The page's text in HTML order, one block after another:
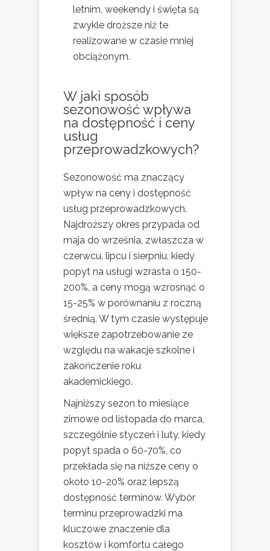
letnim, weekendy i święta są
zwykle droższe niż te
realizowane w czasie mniej
obciążonym.
W jaki sposób
sezonowość wpływa
na dostępność i ceny
usług
przeprowadzkowych?
Sezonowość ma znaczący
wpływ na ceny i dostępność
usług przeprowadzkowych.
Najdroższy okres przypada od
maja do września, zwłaszcza w
czerwcu, lipcu i sierpniu, kiedy
popyt na usługi wzrasta o 150-
200%, a ceny mogą wzrosnąć o
15-25% w porównaniu z roczną
średnią. W tym czasie występuje
większe zapotrzebowanie ze
względu na wakacje szkolne i
zakończenie roku
akademickiego.
Najniższy sezon to miesiące
zimowe od listopada do marca,
szczególnie styczeń i luty, kiedy
popyt spada o 60-70%, co
przekłada się na niższe ceny o
około 10-20% oraz lepszą
dostępność terminów. Wybór
terminu przeprowadzki ma
kluczowe znaczenie dla
kosztów i komfortu całego